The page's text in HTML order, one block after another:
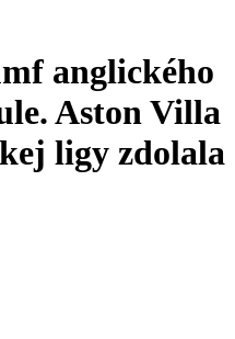
anglického
Aston Villa
ligy zdolala